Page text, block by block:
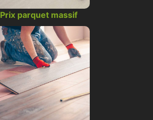
Prix parquet massif